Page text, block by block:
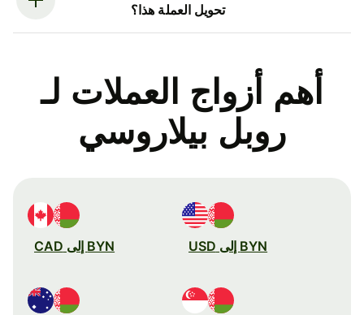
تحويل العملة هذا؟
أهم أزواج العملات لـ
روبل بيلاروسي
BYN إلى USD BYN إلى CAD